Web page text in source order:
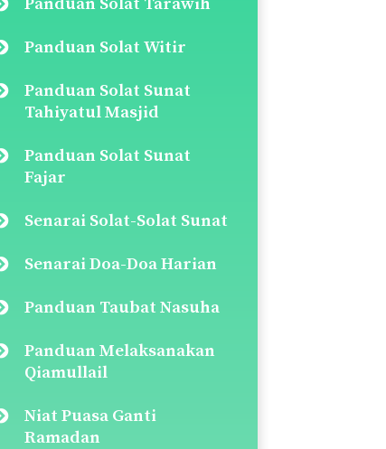
Panduan Solat Witir
Panduan Solat Sunat
Tahiyatul Masjid
Panduan Solat Sunat
Fajar
Senarai Solat-Solat Sunat
Senarai Doa-Doa Harian
Panduan Taubat Nasuha
Panduan Melaksanakan
Qiamullail
Niat Puasa Ganti
Ramadan